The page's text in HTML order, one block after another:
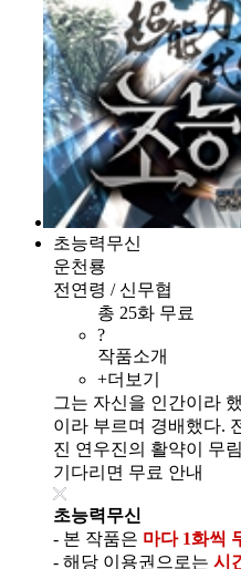
초능력무신
운천룡
전연령 / 신무협
총 25화 무료
?
작품소개
+더보기
그는 자신을 인간이라
이라 부르며 경배했다.
진 연우진의 활약이 무
기다리면 무료 안내
초능력무신
- 본 작품은 마다 1화씩
- 해당 이용권으로는 시